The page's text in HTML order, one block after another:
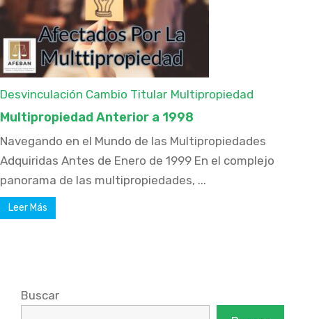
Desvinculación Cambio Titular Multipropiedad
Multipropiedad Anterior a 1998
Navegando en el Mundo de las Multipropiedades
Adquiridas Antes de Enero de 1999 En el complejo
panorama de las multipropiedades, ...
Leer Más
Buscar